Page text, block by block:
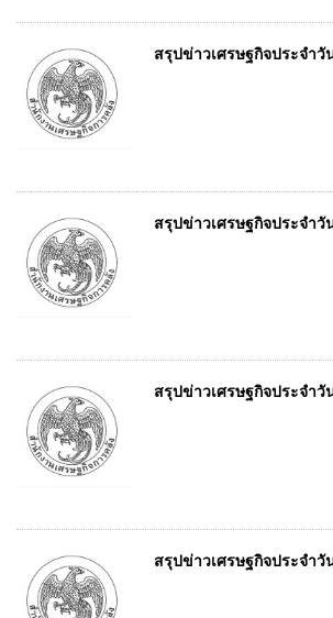
สรุปข่าวเศรษฐกิจประจำวั
สรุปข่าวเศรษฐกิจประจำวั
สรุปข่าวเศรษฐกิจประจำวั
สรุปข่าวเศรษฐกิจประจำวั